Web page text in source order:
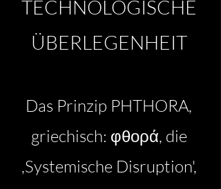
TECHNOLOGISCHE
ÜBERLEGENHEIT
Das Prinzip PHTHORA,
griechisch: φθορά, die
,Systemische Disruption',